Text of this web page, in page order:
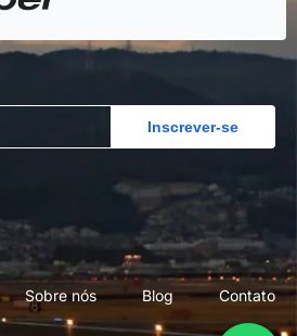
Inscrever-se
Sobre nós Blog Contato